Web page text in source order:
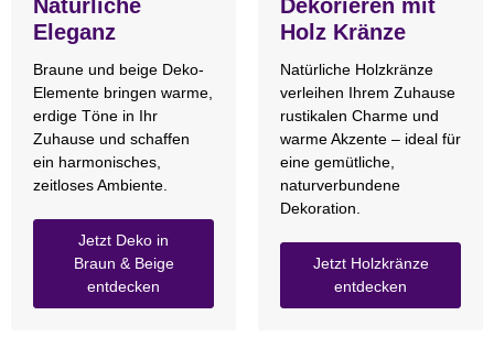
Natürliche
Eleganz
Braune und beige Deko-
Elemente bringen warme,
erdige Töne in Ihr
Zuhause und schaffen
ein harmonisches,
zeitloses Ambiente.
Jetzt Deko in
Braun & Beige
entdecken
Dekorieren mit
Holz Kränze
Natürliche Holzkränze
verleihen Ihrem Zuhause
rustikalen Charme und
warme Akzente – ideal für
eine gemütliche,
naturverbundene
Dekoration.
Jetzt Holzkränze
entdecken